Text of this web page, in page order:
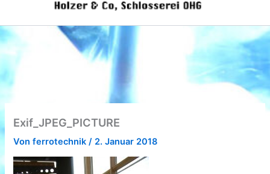
Exif_JPEG_PICTURE
Vonferrotechnik / 2. Januar 2018